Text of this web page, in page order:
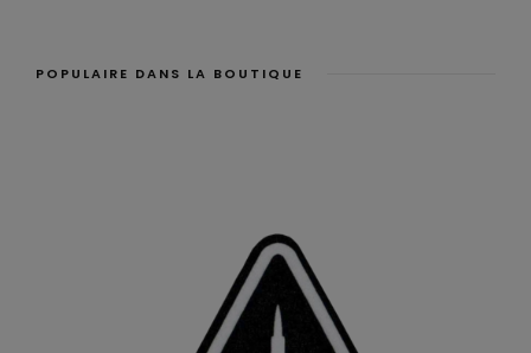
POPULAIRE DANS LA BOUTIQUE